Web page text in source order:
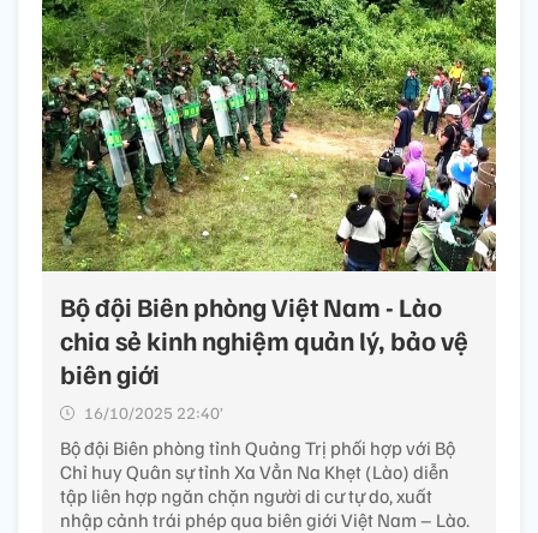
Bộ đội Biên phòng Việt Nam - Lào
chia sẻ kinh nghiệm quản lý, bảo vệ
biên giới
16/10/2025 22:40’
Bộ đội Biên phòng tỉnh Quảng Trị phối hợp với Bộ
Chỉ huy Quân sự tỉnh Xa Vẳn Na Khẹt (Lào) diễn
tập liên hợp ngăn chặn người di cư tự do, xuất
nhập cảnh trái phép qua biên giới Việt Nam – Lào.